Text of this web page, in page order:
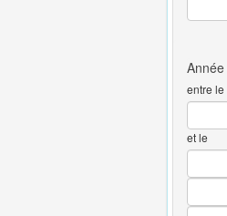
entre le
et le